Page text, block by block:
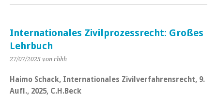
Internationales Zivilprozessrecht: Großes
Lehrbuch
27/07/2025 von rhhh
Haimo Schack, Internationales Zivilverfahrensrecht, 9.
Aufl., 2025, C.H.Beck